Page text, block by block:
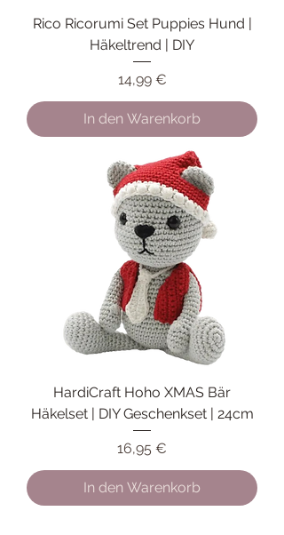
Rico Ricorumi Set Puppies Hund |
Häkeltrend | DIY
Preis
14,99 €
In den Warenkorb
HardiCraft Hoho XMAS Bär
Häkelset | DIY Geschenkset | 24cm
Preis
16,95 €
In den Warenkorb